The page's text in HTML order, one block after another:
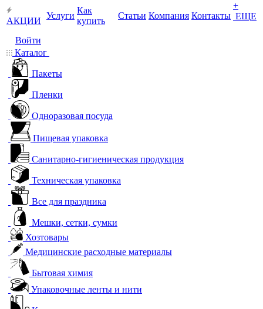
АКЦИИ
Услуги
Как
купить
Статьи Компания Контакты
+
ЕЩЕ
Войти
Каталог
Пакеты
Пленки
Одноразовая посуда
Пищевая упаковка
Санитарно-гигиеническая продукция
Техническая упаковка
Все для праздника
Мешки, сетки, сумки
Хозтовары
Медицинские расходные материалы
Бытовая химия
Упаковочные ленты и нити